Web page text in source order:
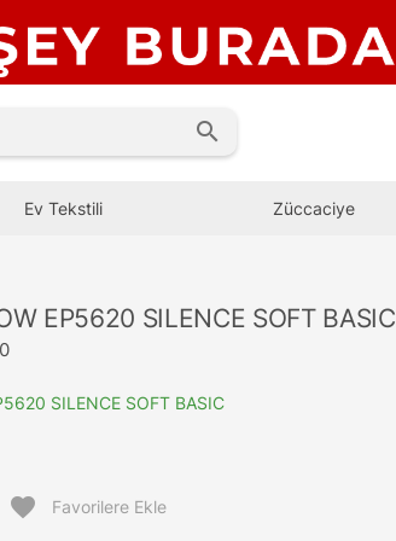
search
Ev Tekstili Züccaciye
EP5620 SILENCE SOFT BASIC
SILENCE SOFT BASIC
favorite Favorilere Ekle